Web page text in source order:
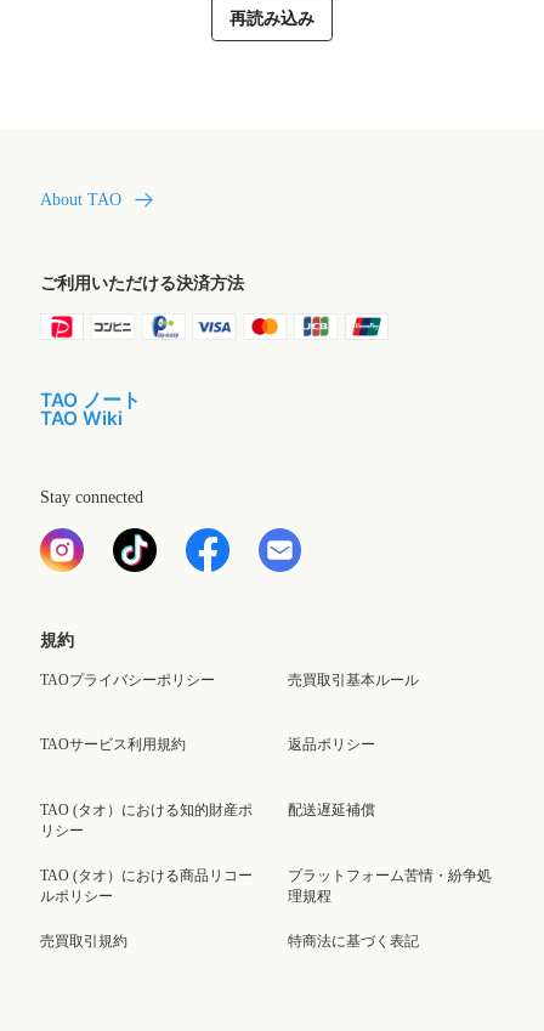
再読み込み
About TAO
ご利用いただける決済方法
TAO ノート
TAO Wiki
Stay connected
規約
TAOプライバシーポリシー
TAOサービス利用規約
TAO (タオ）における知的財産ポ
リシー
TAO (タオ）における商品リコー
ルポリシー
売買取引規約
売買取引基本ルール
返品ポリシー
配送遅延補償
プラットフォーム苦情・紛争処
理規程
特商法に基づく表記